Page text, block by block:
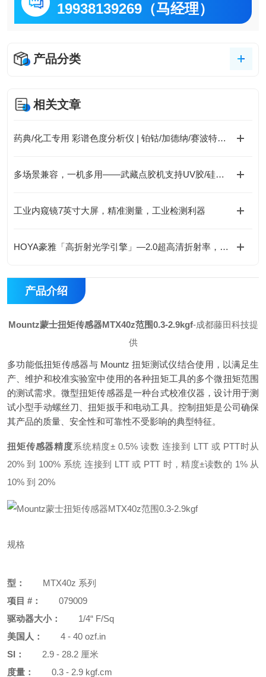
19938139269（马经理）
产品分类
相关文章
药典/化工专用 彩谱色度分析仪 | 铂钴/加德纳/赛波特全支持 | 1.5秒快测
多场景兼容，一机多用——武藏点胶机支持UV胶/硅胶/AB胶等全材料涂布
工业内窥镜7英寸大屏，精准测量，工业检测利器
HOYA豪雅「高折射光学引擎」—2.0超高清折射率，重新定义成像极限！
产品介绍
Mountz蒙士扭矩传感器MTX40z范围0.3-2.9kgf-成都藤田科技提
供
多功能低扭矩传感器与 Mountz 扭矩测试仪结合使用，以满足生
产、维护和校准实验室中使用的各种扭矩工具的多个微扭矩范围
的测试需求。微型扭矩传感器是一种台式校准仪器，设计用于测
试小型手动螺丝刀、扭矩扳手和电动工具。控制扭矩是公司确保
其产品的质量、安全性和可靠性不受影响的典型特征。
扭矩传感器精度系统精度± 0.5% 读数 连接到 LTT 或 PTT时从
20% 到 100% 系统 连接到 LTT 或 PTT 时，精度±读数的 1% 从
10% 到 20%
规格
型：
MTX40z 系列
项目 #：
079009
驱动器大小：
1/4“ F/Sq
美国人：
4 - 40 ozf.in
SI：
2.9 - 28.2 厘米
度量：
0.3 - 2.9 kgf.cm